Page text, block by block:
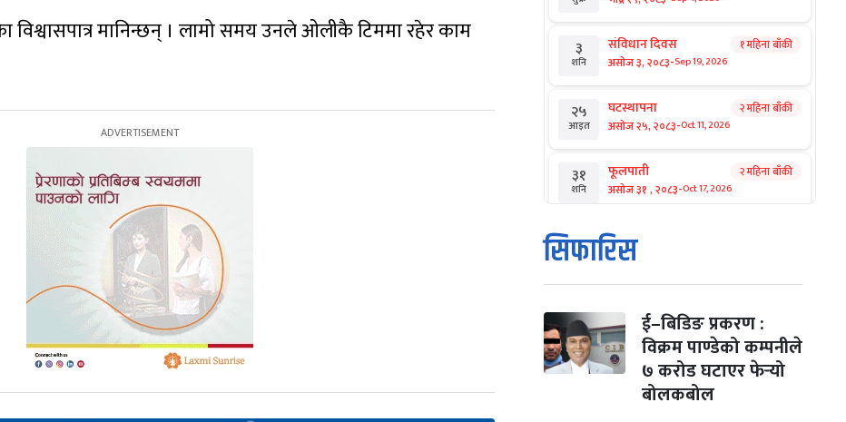
विश्वासपात्र मानिन्छन् । लामो समय उनले ओलीकै टिममा रहेर काम
३
शनि
संविधान दिवस
असोज ३, २०८३-Sep 19, 2026
१ महिना बाँकी
२५
आइत
घटस्थापना
असोज २५, २०८३-Oct 11, 2026
२ महिना बाँकी
३१
शनि
फूलपाती
असोज ३१ , २०८३-Oct 17, 2026
२ महिना बाँकी
१
आइत
कार्तिक सङ्क्रान्ति
कार्तिक १, २०८३
मंगल कार्तिक ३, २०८३-Oct 20, 2026
४ विजयादशमी
कार्तिक ४, २०८३-Oct 21, 2026
२ महिना बाँकी
सिफारिस
ई–बिडिङ प्रकरण :
विक्रम पाण्डेको कम्पनीले
७ करोड घटाएर फेर्‍यो
बोलकबोल